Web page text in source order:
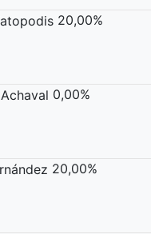
20,00%
0,00%
20,00%